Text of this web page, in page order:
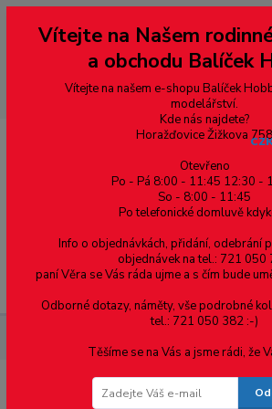
--- pro zákazníky ze Slovenska a jiných zemí,
přepněte si e-shop na euro 💶 pro přepočet
dobírky – pokud si z nějakého důvodu zásilku
domluvě zaslána znovu s opětovnou platbou
případě bude zrušena a účet přidán na
objednávky.
Vítejte na Našem
a obchodu Balíček
Vítejte na našem e-shopu Balíček
modelářství.
Kde nás najdete?
Horažďovice Žižkova 758
Otevřeno
Po - Pá 8:00 - 11:45 12:30 -
So - 8:00 - 11:45
Po telefonické domluvě
Info o objednávkách, přidání, odebrání
objednávek na tel.: 721 050
paní Věra se Vás ráda ujme a s čím bude
Odborné dotazy, náměty, vše podrobné
tel.: 721 050 382 :-)
Těšíme se na Vás a jsme rádi, že